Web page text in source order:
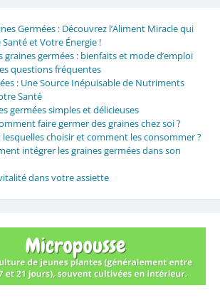
Germées : Découvrez l’Aliment Miracle qui
et Votre Énergie !
graines germées : bienfaits et mode d’emploi
questions fréquentes
: Une Source Inépuisable de Nutriments
Santé
germées simples et délicieuses
faire germer des graines chez soi ?
lesquelles choisir et comment les consommer ?
intégrer les graines germées dans son
dans votre assiette